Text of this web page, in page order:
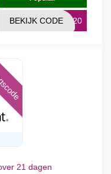
TO20
BEKIJK CODE
21 dagen